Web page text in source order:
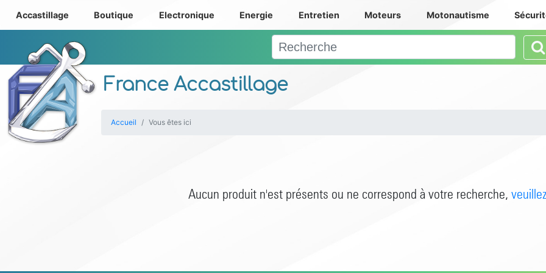
France Accastillage
Accastillage Boutique Electronique Energie Entretien Moteurs Motonautisme
Accueil Vous êtes ici
Aucun produit n'est présents ou ne correspond à votre recherche,